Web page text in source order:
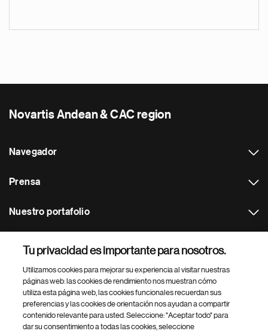
Novartis Andean & CAC region
Navegador
Prensa
Nuestro portafolio
Footer Site Search
Tu privacidad es importante para nosotros.
Utilizamos cookies para mejorar su experiencia al visitar nuestras
páginas web: las cookies de rendimiento nos muestran cómo
utiliza esta página web, las cookies funcionales recuerdan sus
preferencias y las cookies de orientación nos ayudan a compartir
contenido relevante para usted. Seleccione: "Aceptar todo" para
dar su consentimiento a todas las cookies, seleccione